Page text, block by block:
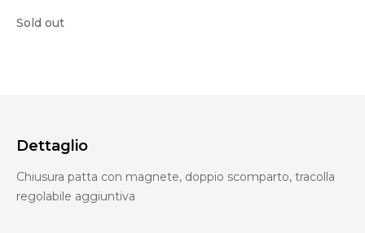
Sold out
Dettaglio
Chiusura patta con magnete, doppio scomparto, tracolla
regolabile aggiuntiva